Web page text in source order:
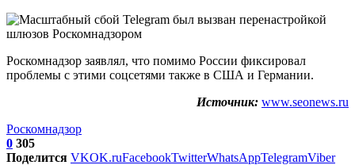
Роскомнадзор заявлял, что помимо России фиксировал
проблемы с этими соцсетями также в США и Германии.
Источник: www.seonews.ru
Роскомнадзор
0 305
Поделится VKOK.ruFacebookTwitterWhatsAppTelegramViber